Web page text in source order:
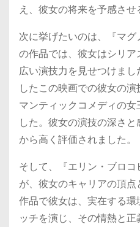
え、彼女の将来を予感させ
次に挙げたいのは、『マ
の作品では、彼女はシリ
広い演技力を見せつけま
したこの映画での彼女の
マンティックコメディの
した。彼女の演技の深さ
から高く評価されました。
そして、『エリン・ブロ
が、彼女のキャリアの頂
作品で彼女は、実在する
ッチを演じ、その情熱と